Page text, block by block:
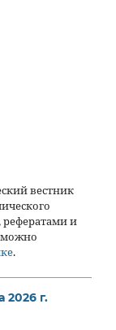
вестник
рефератами и
можно
.
2026 г.